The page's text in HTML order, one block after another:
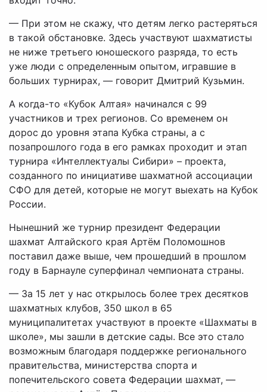
— При этом не скажу, что детям легко растеряться
в такой обстановке. Здесь участвуют шахматисты
не ниже третьего юношеского разряда, то есть
уже люди с определенным опытом, игравшие в
больших турнирах, — говорит Дмитрий Кузьмин.
А когда-то «Кубок Алтая» начинался с 99
участников и трех регионов. Со временем он
дорос до уровня этапа Кубка страны, а с
позапрошлого года в его рамках проходит и этап
турнира «Интеллектуалы Сибири» – проекта,
созданного по инициативе шахматной ассоциации
СФО для детей, которые не могут выехать на Кубок
России.
Нынешний же турнир президент Федерации
шахмат Алтайского края Артём Поломошнов
поставил даже выше, чем прошедший в прошлом
году в Барнауле суперфинал чемпионата страны.
— За 15 лет у нас открылось более трех десятков
шахматных клубов, 350 школ в 65
муниципалитетах участвуют в проекте «Шахматы в
школе», мы зашли в детские сады. Все это стало
возможным благодаря поддержке регионального
правительства, министерства спорта и
попечительского совета Федерации шахмат, —